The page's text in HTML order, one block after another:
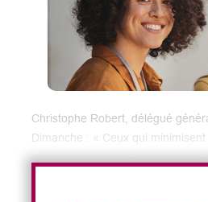
Christophe Robert, délégué
Dimanche : « Ceux qui
amplitude des sept témoignages